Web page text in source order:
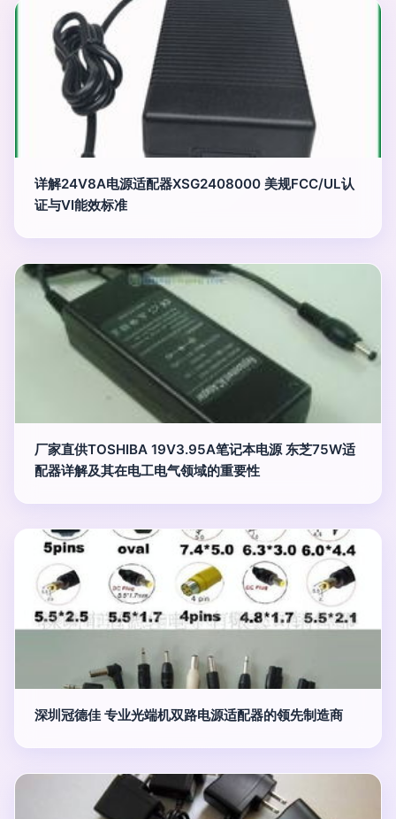
详解24V8A电源适配器XSG2408000 美规FCC/UL认
证与VI能效标准
厂家直供TOSHIBA 19V3.95A笔记本电源 东芝75W适
配器详解及其在电工电气领域的重要性
深圳冠德佳 专业光端机双路电源适配器的领先制造商